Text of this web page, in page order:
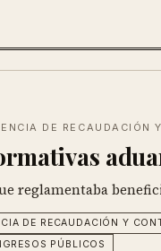
DE RECAUDACIÓN
reglamentaba
DE RECAUDACIÓN Y
PÚBLICOS